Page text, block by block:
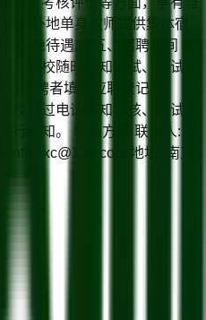
给外地单身教师提供集体宿
减免待遇。 五、招聘时间 公
，学校随时通知笔试、面试、
应聘者填写应聘登记表。 2.
校通过电话通知考核、面试等
行通知。 联系方式 联系人: 徐
nflshxc@126.com 地址: 南京